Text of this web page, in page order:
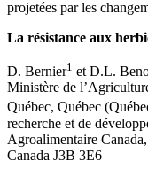
projetées par les
La résistance aux
D. Bernier1 et D.L.
Ministère de
Québec, Québec
recherche et de
Agroalimentaire
Canada J3B 3E6